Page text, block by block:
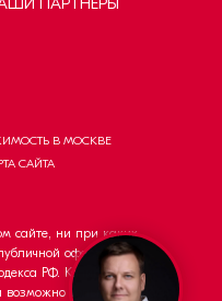
В МОСКВЕ
САЙТА
сайте, ни при каких
офертой в
РФ. Копирование и
только с согласия